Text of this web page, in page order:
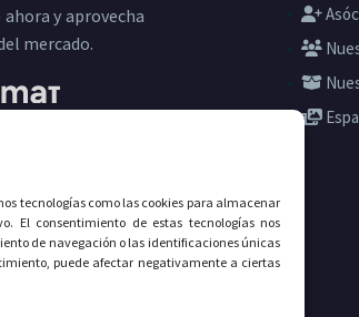
tecnologías como las cookies para almacenar
El consentimiento de estas tecnologías nos
de navegación o las identificaciones únicas
puede afectar negativamente a ciertas
y aprovecha
mercado.